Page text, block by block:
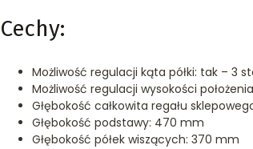
Cechy:
Możliwość regulacji kąta półki: tak – 3
Możliwość regulacji wysokości
Głębokość całkowita regału
Głębokość podstawy: 470 mm
Głębokość półek wiszących: 370 mm